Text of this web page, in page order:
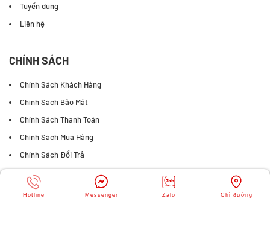
Tuyển dụng
Liên hệ
CHÍNH SÁCH
Chính Sách Khách Hàng
Chính Sách Bảo Mật
Chính Sách Thanh Toán
Chính Sách Mua Hàng
Chính Sách Đổi Trả
FANPAGE FACEBOOK
Hotline Messenger Zalo Chỉ đường